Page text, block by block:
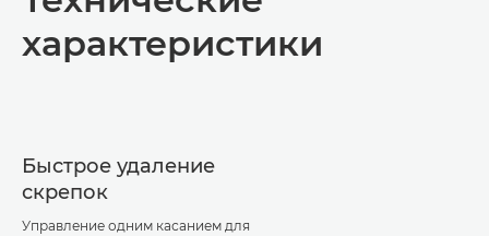
характеристики
Быстрое удаление
скрепок
Управление одним касанием для